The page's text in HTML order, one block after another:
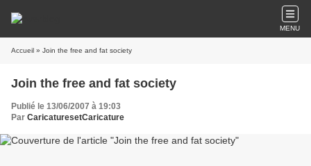
MENU
Accueil » Join the free and fat society
Join the free and fat society
Publié le 13/06/2007 à 19:03
Par CaricaturesetCaricature